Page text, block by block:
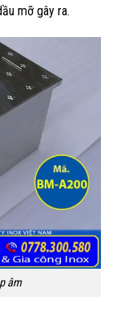
mỡ gây ra.
âm